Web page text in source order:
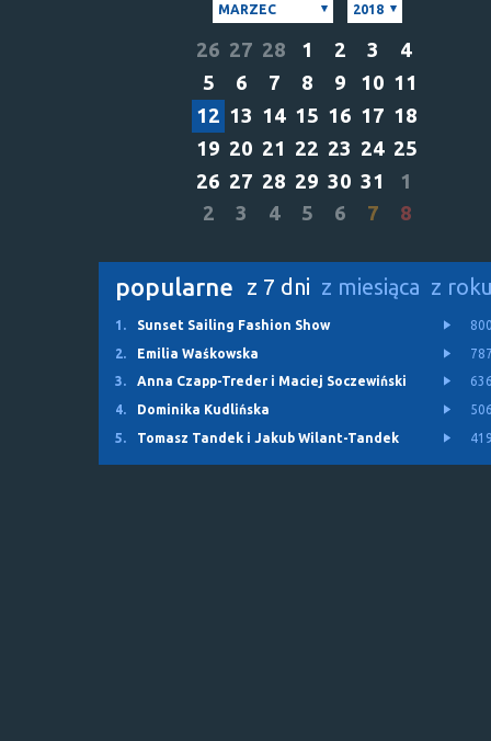
MARZEC 2018
26 27 28 1 2 3
4
5
6 7 8 9 10 11
12 13 14 15 16 17 18
19 20 21 22 23 24 25
26 27 28 29 30 31
1
2
3 4 5 6 7 8
popularne z 7 dni z miesiąca z
1. Sunset Sailing Fashion Show
2.
Emilia Waśkowska
3.
Anna Czapp-Treder i Maciej Soczewiński
4.
Dominika Kudlińska
5.
Tomasz Tandek i Jakub Wilant-Tandek